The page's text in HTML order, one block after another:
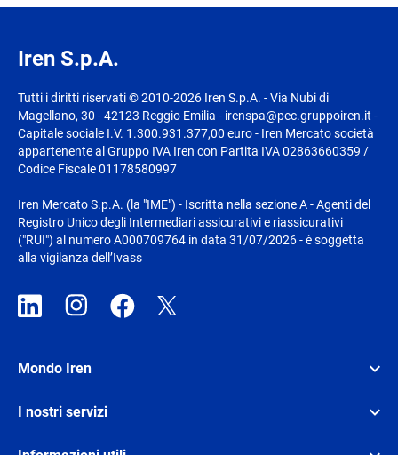
Iren S.p.A.
Tutti i diritti riservati © 2010-2026 Iren S.p.A. - Via Nubi di
Magellano, 30 - 42123 Reggio Emilia - irenspa@pec.gruppoiren.it -
Capitale sociale I.V. 1.300.931.377,00 euro - Iren Mercato società
appartenente al Gruppo IVA Iren con Partita IVA 02863660359 /
Codice Fiscale 01178580997
Iren Mercato S.p.A. (la "IME") - Iscritta nella sezione A - Agenti del
Registro Unico degli Intermediari assicurativi e riassicurativi
("RUI") al numero A000709764 in data 31/07/2026 - è soggetta
alla vigilanza dell’Ivass
Mondo Iren
I nostri servizi